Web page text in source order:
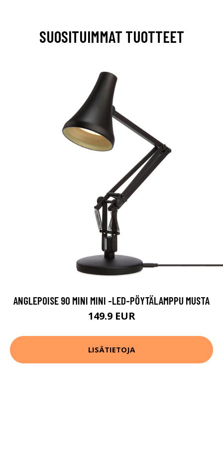
SUOSITUIMMAT TUOTTEET
ANGLEPOISE 90 MINI MINI -LED-PÖYTÄLAMPPU MUSTA
149.9 EUR
LISÄTIETOJA